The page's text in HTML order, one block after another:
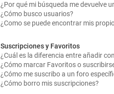
¿Por qué mi búsqueda me devuelve
¿Cómo busco usuarios?
¿Como se puede encontrar mis
Suscripciones y Favoritos
¿Cuál es la diferencia entre añadir
¿Cómo marcar Favoritos o
¿Cómo me suscribo a un foro
¿Cómo borro mis suscripciones?